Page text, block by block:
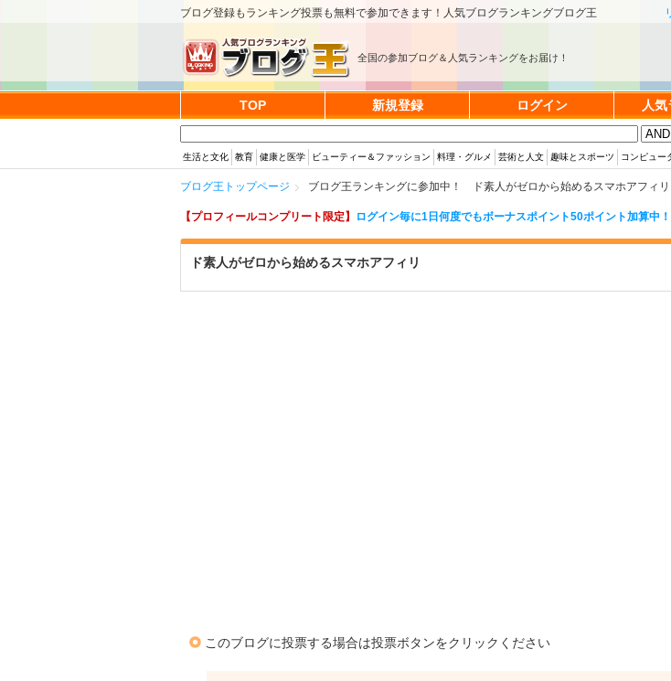
ブログ登録もランキング投票も無料で参加できます！人気ブログランキングブログ王
全国の参加ブログ＆人気ランキングをお届け！
TOP 新規登録 ログイン 人
生活と文化 教育 健康と医学 ビューティー＆ファッション 料理・グルメ 芸術と人文 趣味とスポーツ コンピュー
ブログ王トップページ ブログ王ランキングに参加中！ ド素人がゼロから始めるスマホアフィリ
【プロフィールコンプリート限定】 ログイン毎に1日何度でもボーナスポイント50ポイント加算中！
ド素人がゼロから始めるスマホアフィリ
このブログに投票する場合は投票ボタンをクリックください